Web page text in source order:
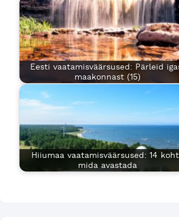
Eesti vaatamisväärsused: Pärleid
maakonnast (15)
Hiiumaa vaatamisväärsused: 14
mida avastada